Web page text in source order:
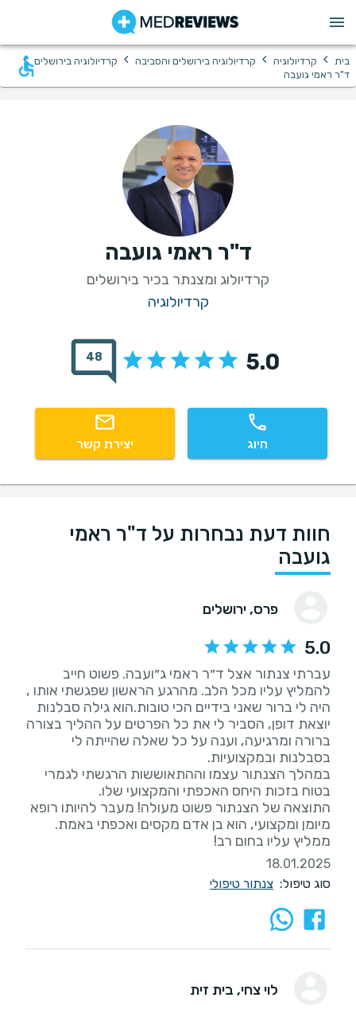
בית › קרדיולוגיה › קרדיולוגיה בירושלים והסביבה › קרדיולוגיה בירושלים ›
ד"ר ראמי גועבה
ד"ר ראמי גועבה
קרדיולוג ומצנתר בכיר בירושלים
קרדיולוגיה
5.0
48
חיוג יצירת קשר
חוות דעת נבחרות על ד"ר ראמי
גועבה
פרס, ירושלים
5.0
עברתי צנתור אצל ד״ר ראמי ג״ועבה. פשוט חייב
להמליץ עליו מכל הלב. מהרגע הראשון שפגשתי אותו ,
היה לי ברור שאני בידיים הכי טובות.הוא גילה סבלנות
יוצאת דופן, הסביר לי את כל הפרטים על ההליך בצורה
ברורה ומרגיעה, וענה על כל שאלה שהייתה לי
במהלך הצנתור עצמו וההתאוששות הרגשתי לגמרי
התוצאה של הצנתור פשוט מעולה! מעבר להיותו רופא
ממליץ עליו בחום רב!
18.01.2025
סוג טיפול: צנתור טיפולי
לוי צחי, בית זית